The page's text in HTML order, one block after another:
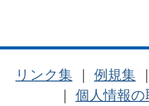
リンク集 ｜ 例規集 ｜
｜ 個人情報